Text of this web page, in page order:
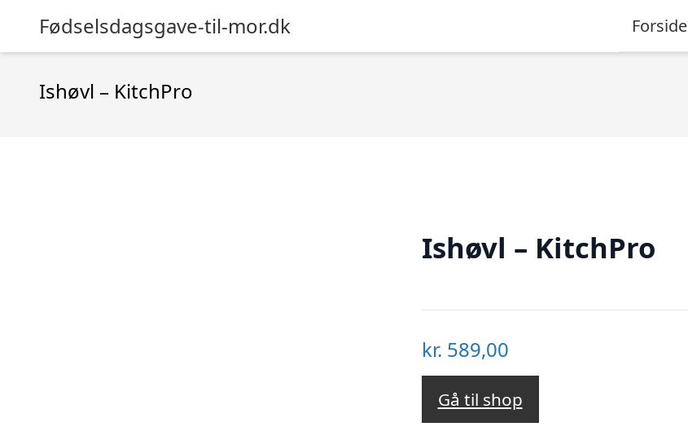
Fødselsdagsgave-til-mor.dk Forside
Ishøvl – KitchPro
Ishøvl – KitchPro
kr. 589,00
Gå til shop